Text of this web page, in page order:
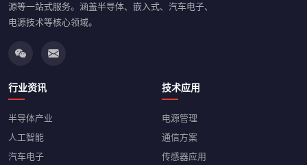
源等一站式服务。涵盖半导体、嵌入式、汽车电子、
电源技术等核心领域。
行业资讯
半导体产业
人工智能
汽车电子
技术应用
电源管理
通信方案
传感器应用